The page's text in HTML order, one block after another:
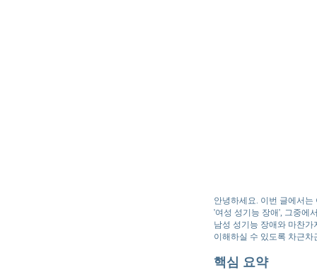
안녕하세요. 이번 글에서
'여성 성기능 장애', 그중에
남성 성기능 장애와 마찬
이해하실 수 있도록 차근
핵심 요약